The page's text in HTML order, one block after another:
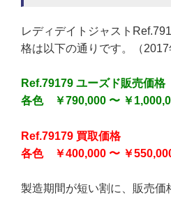
レディデイトジャスト
格は以下の通りです。（2017
Ref.79179 ユーズド販売価格
各色 ￥790,000 〜 ￥
Ref.79179 買取価格
各色 ￥400,000 〜 ￥
製造期間が短い割に、販売価